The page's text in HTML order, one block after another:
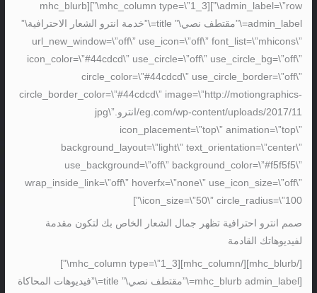
admin_label=\”row\”][mhc_column type=\”1_3\”][mhc_blurb
admin_label=\”مقتطف نصي\” title=\”خدمة انترو الشعار الاحترافية\”
url_new_window=\”off\” use_icon=\”off\” font_list=\”mhicons\”
icon_color=\”#44cdcd\” use_circle=\”off\” use_circle_bg=\”off\”
circle_color=\”#44cdcd\” use_circle_border=\”off\”
circle_border_color=\”#44cdcd\” image=\”http://motiongraphics-
eg.com/wp-content/uploads/2017/11/انترو.jpg\”
icon_placement=\”top\” animation=\”top\”
background_layout=\”light\” text_orientation=\”center\”
use_background=\”off\” background_color=\”#f5f5f5\”
wrap_inside_link=\”off\” hoverfx=\”none\” use_icon_size=\”off\”
icon_size=\”50\” circle_radius=\”100\”]
صمم انترو احترافية تظهر جمال الشعار الخاص بك لتكون مقدمة
لفيديوهاتك القادمة
[/mhc_blurb][/mhc_column][mhc_column type=\”1_3\”]
[mhc_blurb admin_label=\”مقتطف نصي\” title=\”فيديوهات المحاكاة